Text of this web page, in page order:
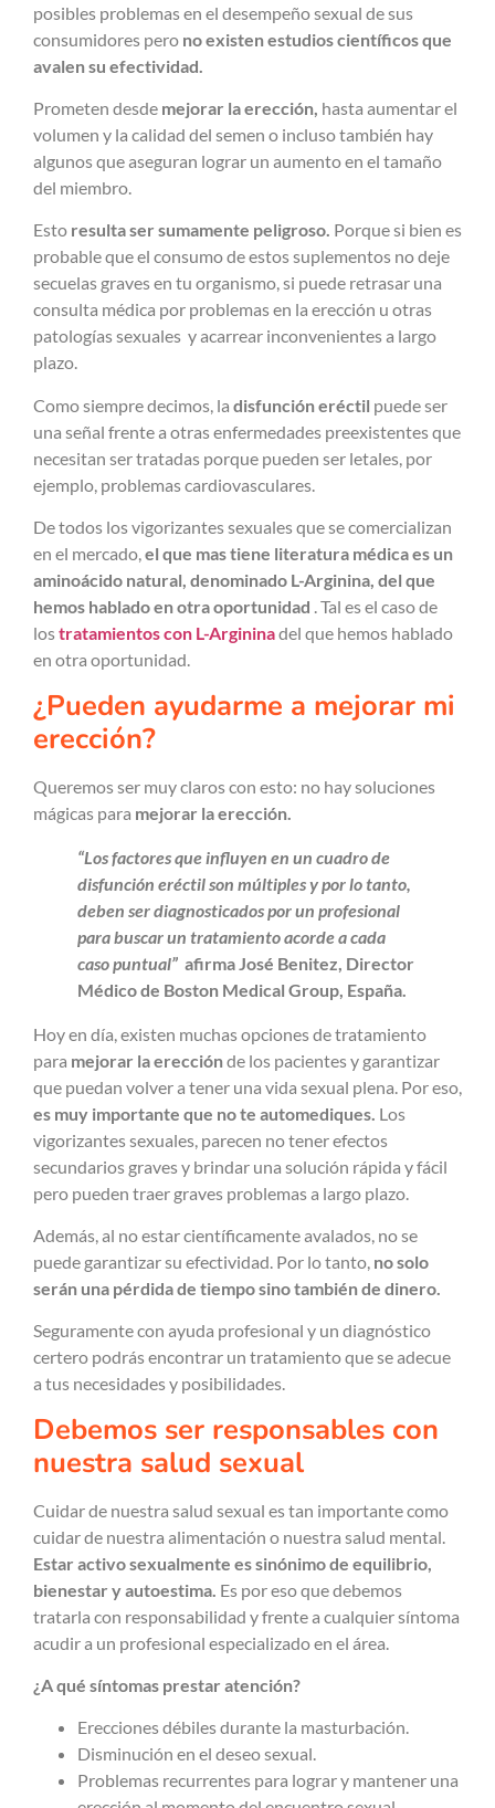
posibles problemas en el desempeño sexual de sus
consumidores pero no existen estudios científicos que
avalen su efectividad.
Prometen desde mejorar la erección, hasta aumentar el
volumen y la calidad del semen o incluso también hay
algunos que aseguran lograr un aumento en el tamaño
del miembro.
Esto resulta ser sumamente peligroso. Porque si bien es
probable que el consumo de estos suplementos no deje
secuelas graves en tu organismo, si puede retrasar una
consulta médica por problemas en la erección u otras
patologías sexuales y acarrear inconvenientes a largo
plazo.
Como siempre decimos, la disfunción eréctil puede ser
una señal frente a otras enfermedades preexistentes que
necesitan ser tratadas porque pueden ser letales, por
ejemplo, problemas cardiovasculares.
De todos los vigorizantes sexuales que se comercializan
en el mercado,el que mas tiene literatura médica es un
aminoácido natural, denominado L-Arginina, del que
hemos hablado en otra oportunidad . Tal es el caso de
lostratamientos con L-Argininadel que hemos hablado
en otra oportunidad.
¿Pueden ayudarme a mejorar mi
erección?
Queremos ser muy claros con esto: no hay soluciones
mágicas para mejorar la erección.
“Los factores que influyen en un cuadro de
disfunción eréctil son múltiples y por lo tanto,
deben ser diagnosticados por un profesional
para buscar un tratamiento acorde a cada
caso puntual” afirma José Benitez, Director
Médico de Boston Medical Group, España.
Hoy en día, existen muchas opciones de tratamiento
para mejorar la erecciónde los pacientes y garantizar
que puedan volver a tener una vida sexual plena. Por eso,
es muy importante que no te automediques. Los
vigorizantes sexuales, parecen no tener efectos
secundarios graves y brindar una solución rápida y fácil
pero pueden traer graves problemas a largo plazo.
Además, al no estar científicamente avalados, no se
puede garantizar su efectividad. Por lo tanto, no solo
serán una pérdida de tiempo sino también de dinero.
Seguramente con ayuda profesional y un diagnóstico
certero podrás encontrar un tratamiento que se adecue
a tus necesidades y posibilidades.
Debemos ser responsables con
nuestra salud sexual
Cuidar de nuestra salud sexual es tan importante como
cuidar de nuestra alimentación o nuestra salud mental.
Estar activo sexualmente es sinónimo de equilibrio,
bienestar y autoestima. Es por eso que debemos
tratarla con responsabilidad y frente a cualquier síntoma
acudir a un profesional especializado en el área.
¿A qué síntomas prestar atención?
Erecciones débiles durante la masturbación.
Disminución en el deseo sexual.
Problemas recurrentes para lograr y mantener una